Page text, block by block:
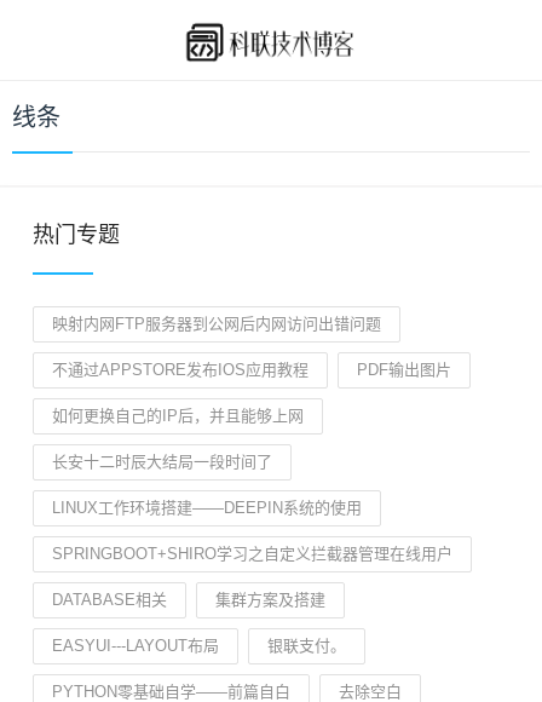
线条
热门专题
映射内网FTP服务器到公网后内网访问出错问题
不通过APPSTORE发布IOS应用教程 PDF输出图片
如何更换自己的IP后，并且能够上网
长安十二时辰大结局一段时间了
LINUX工作环境搭建——DEEPIN系统的使用
SPRINGBOOT+SHIRO学习之自定义拦截器管理在线用户
DATABASE相关 集群方案及搭建
EASYUI---LAYOUT布局 银联支付。
PYTHON零基础自学——前篇自白 去除空白